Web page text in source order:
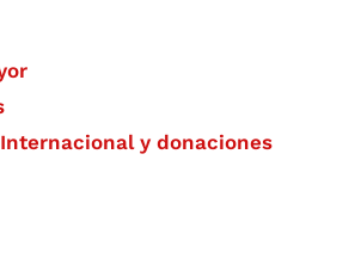
y donaciones